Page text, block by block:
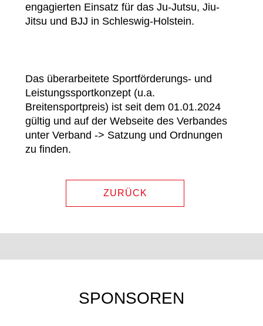
engagierten Einsatz für das Ju-Jutsu, Jiu-
Jitsu und BJJ in Schleswig-Holstein.
Das überarbeitete Sportförderungs- und
Leistungssportkonzept (u.a.
Breitensportpreis) ist seit dem 01.01.2024
gültig und auf der Webseite des Verbandes
unter Verband -> Satzung und Ordnungen
zu finden.
ZURÜCK
SPONSOREN